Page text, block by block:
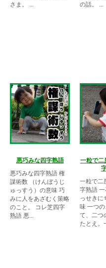
さま。 ...
の話。 ...
悪巧みな四字熟語
悪巧みな四字熟語 権
謀術数 （けんぼうじ
ゅっすう）の意味 巧
みに人をあざむく策略
のこと。 コレ芝四字
熟語 悪...
一粒で二
一粒で二
字熟語
っせきに
味 一つ
て、二つ
たとえ。